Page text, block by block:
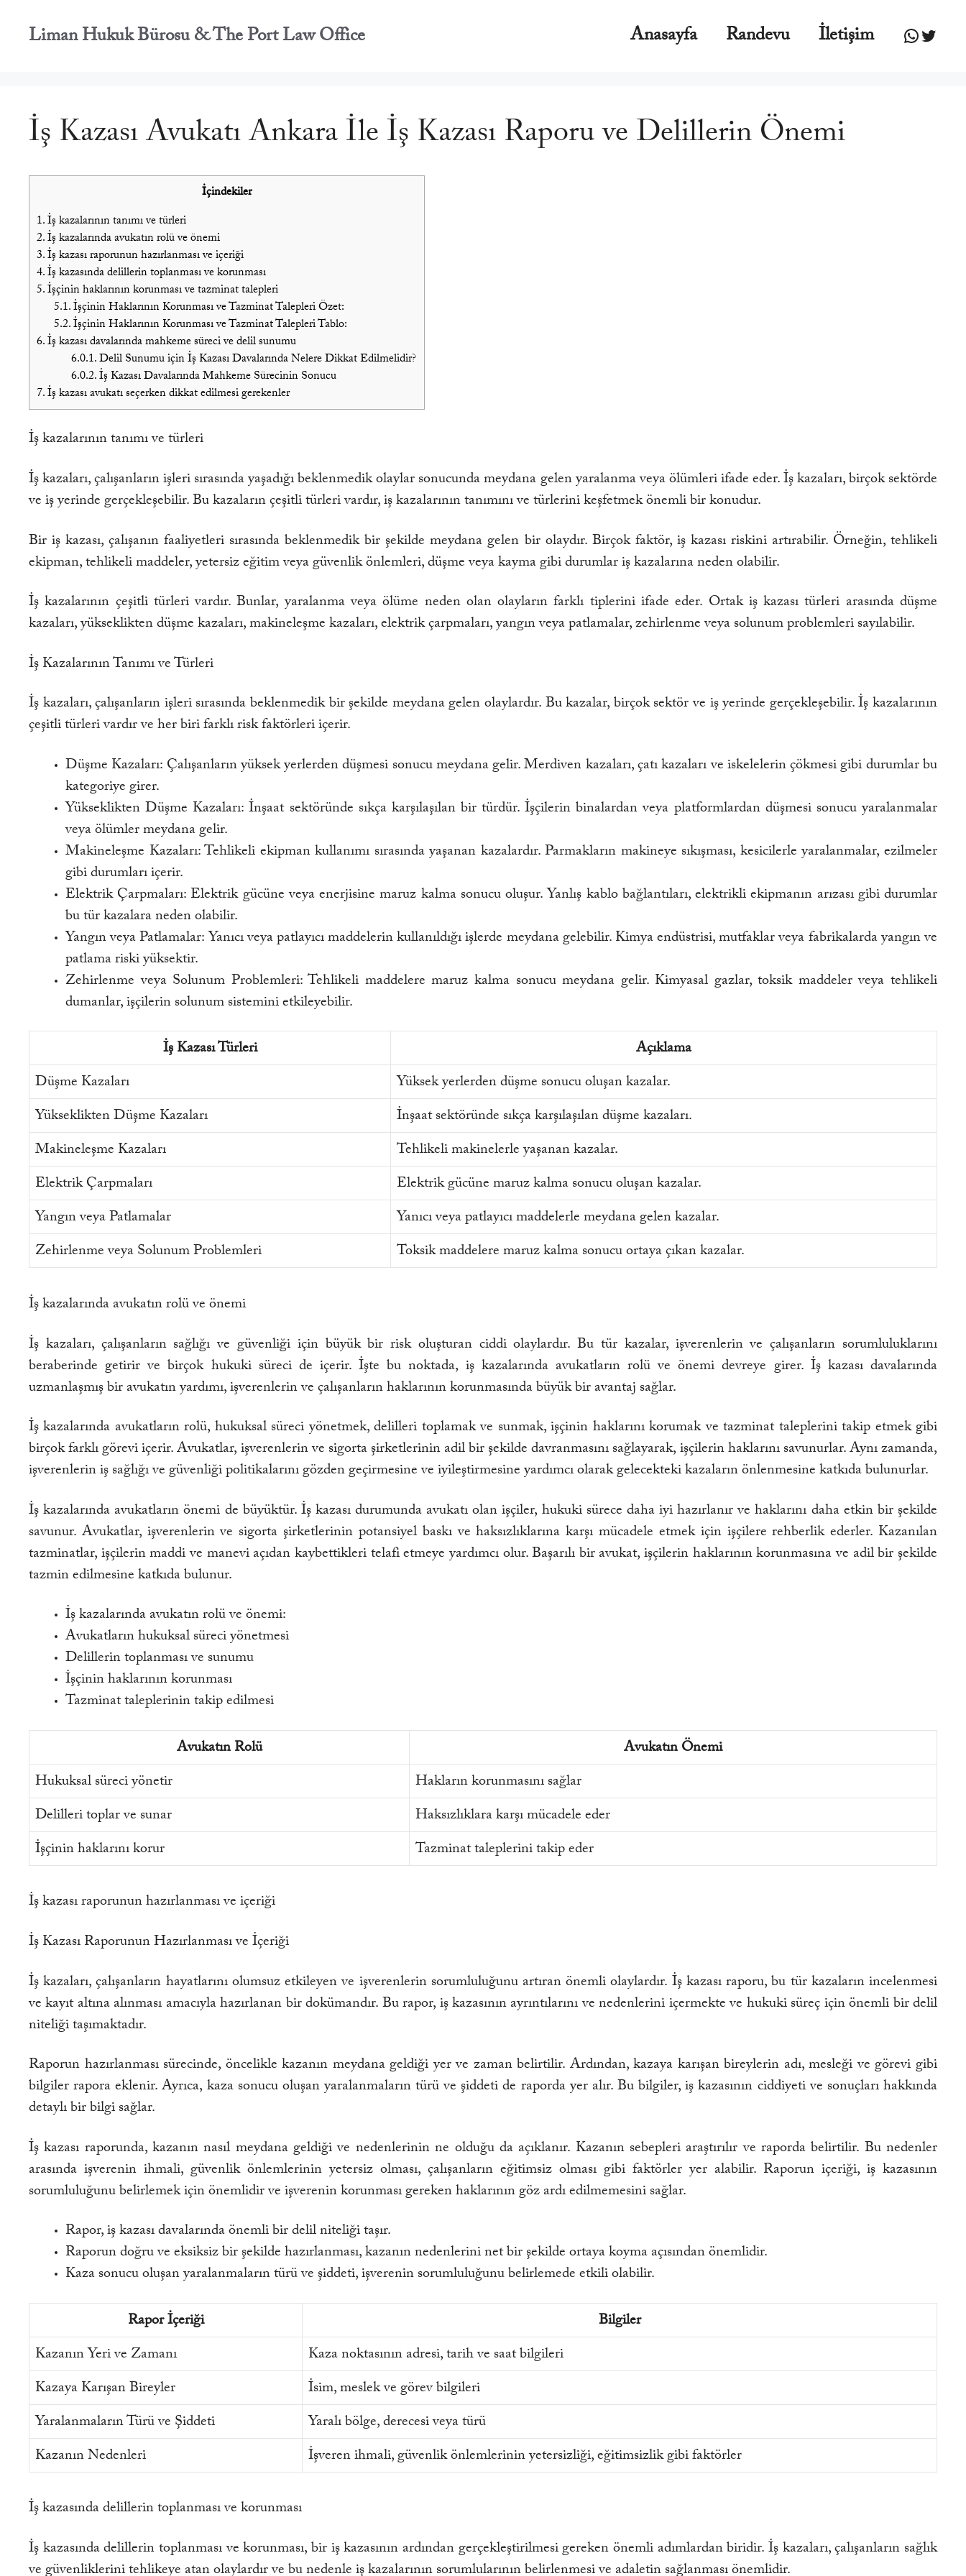
Liman Hukuk Bürosu & The Port Law Office Anasayfa Randevu İletişim
İş Kazası Avukatı Ankara İle İş Kazası Raporu ve Delillerin Önemi
İçindekiler
1. İş kazalarının tanımı ve türleri
2. İş kazalarında avukatın rolü ve önemi
3. İş kazası raporunun hazırlanması ve içeriği
4. İş kazasında delillerin toplanması ve korunması
5. İşçinin haklarının korunması ve tazminat talepleri
5.1. İşçinin Haklarının Korunması ve Tazminat Talepleri Özet:
5.2. İşçinin Haklarının Korunması ve Tazminat Talepleri Tablo:
6. İş kazası davalarında mahkeme süreci ve delil sunumu
6.0.1. Delil Sunumu için İş Kazası Davalarında Nelere Dikkat Edilmelidir?
6.0.2. İş Kazası Davalarında Mahkeme Sürecinin Sonucu
7. İş kazası avukatı seçerken dikkat edilmesi gerekenler
İş kazalarının tanımı ve türleri
İş kazaları, çalışanların işleri sırasında yaşadığı beklenmedik olaylar sonucunda meydana gelen yaralanma veya ölümleri ifade eder. İş kazaları, birçok sektörde
ve iş yerinde gerçekleşebilir. Bu kazaların çeşitli türleri vardır, iş kazalarının tanımını ve türlerini keşfetmek önemli bir konudur.
Bir iş kazası, çalışanın faaliyetleri sırasında beklenmedik bir şekilde meydana gelen bir olaydır. Birçok faktör, iş kazası riskini artırabilir. Örneğin, tehlikeli
ekipman, tehlikeli maddeler, yetersiz eğitim veya güvenlik önlemleri, düşme veya kayma gibi durumlar iş kazalarına neden olabilir.
İş kazalarının çeşitli türleri vardır. Bunlar, yaralanma veya ölüme neden olan olayların farklı tiplerini ifade eder. Ortak iş kazası türleri arasında düşme
kazaları, yükseklikten düşme kazaları, makineleşme kazaları, elektrik çarpmaları, yangın veya patlamalar, zehirlenme veya solunum problemleri sayılabilir.
İş Kazalarının Tanımı ve Türleri
İş kazaları, çalışanların işleri sırasında beklenmedik bir şekilde meydana gelen olaylardır. Bu kazalar, birçok sektör ve iş yerinde gerçekleşebilir. İş kazalarının
çeşitli türleri vardır ve her biri farklı risk faktörleri içerir.
Düşme Kazaları: Çalışanların yüksek yerlerden düşmesi sonucu meydana gelir. Merdiven kazaları, çatı kazaları ve iskelelerin çökmesi gibi durumlar bu
kategoriye girer.
Yükseklikten Düşme Kazaları: İnşaat sektöründe sıkça karşılaşılan bir türdür. İşçilerin binalardan veya platformlardan düşmesi sonucu yaralanmalar
veya ölümler meydana gelir.
Makineleşme Kazaları: Tehlikeli ekipman kullanımı sırasında yaşanan kazalardır. Parmakların makineye sıkışması, kesicilerle yaralanmalar, ezilmeler
gibi durumları içerir.
Elektrik Çarpmaları: Elektrik gücüne veya enerjisine maruz kalma sonucu oluşur. Yanlış kablo bağlantıları, elektrikli ekipmanın arızası gibi durumlar
bu tür kazalara neden olabilir.
Yangın veya Patlamalar: Yanıcı veya patlayıcı maddelerin kullanıldığı işlerde meydana gelebilir. Kimya endüstrisi, mutfaklar veya fabrikalarda yangın ve
patlama riski yüksektir.
Zehirlenme veya Solunum Problemleri: Tehlikeli maddelere maruz kalma sonucu meydana gelir. Kimyasal gazlar, toksik maddeler veya tehlikeli
dumanlar, işçilerin solunum sistemini etkileyebilir.
İş Kazası Türleri Açıklama
Düşme Kazaları Yüksek yerlerden düşme sonucu oluşan kazalar.
Yükseklikten Düşme Kazaları İnşaat sektöründe sıkça karşılaşılan düşme kazaları.
Makineleşme Kazaları Tehlikeli makinelerle yaşanan kazalar.
Elektrik Çarpmaları Elektrik gücüne maruz kalma sonucu oluşan kazalar.
Yangın veya Patlamalar Yanıcı veya patlayıcı maddelerle meydana gelen kazalar.
Zehirlenme veya Solunum Problemleri Toksik maddelere maruz kalma sonucu ortaya çıkan kazalar.
İş kazalarında avukatın rolü ve önemi
İş kazaları, çalışanların sağlığı ve güvenliği için büyük bir risk oluşturan ciddi olaylardır. Bu tür kazalar, işverenlerin ve çalışanların sorumluluklarını
beraberinde getirir ve birçok hukuki süreci de içerir. İşte bu noktada, iş kazalarında avukatların rolü ve önemi devreye girer. İş kazası davalarında
uzmanlaşmış bir avukatın yardımı, işverenlerin ve çalışanların haklarının korunmasında büyük bir avantaj sağlar.
İş kazalarında avukatların rolü, hukuksal süreci yönetmek, delilleri toplamak ve sunmak, işçinin haklarını korumak ve tazminat taleplerini takip etmek gibi
birçok farklı görevi içerir. Avukatlar, işverenlerin ve sigorta şirketlerinin adil bir şekilde davranmasını sağlayarak, işçilerin haklarını savunurlar. Aynı zamanda,
işverenlerin iş sağlığı ve güvenliği politikalarını gözden geçirmesine ve iyileştirmesine yardımcı olarak gelecekteki kazaların önlenmesine katkıda bulunurlar.
İş kazalarında avukatların önemi de büyüktür. İş kazası durumunda avukatı olan işçiler, hukuki sürece daha iyi hazırlanır ve haklarını daha etkin bir şekilde
savunur. Avukatlar, işverenlerin ve sigorta şirketlerinin potansiyel baskı ve haksızlıklarına karşı mücadele etmek için işçilere rehberlik ederler. Kazanılan
tazminatlar, işçilerin maddi ve manevi açıdan kaybettikleri telafi etmeye yardımcı olur. Başarılı bir avukat, işçilerin haklarının korunmasına ve adil bir şekilde
tazmin edilmesine katkıda bulunur.
İş kazalarında avukatın rolü ve önemi:
Avukatların hukuksal süreci yönetmesi
Delillerin toplanması ve sunumu
İşçinin haklarının korunması
Tazminat taleplerinin takip edilmesi
Avukatın Rolü Avukatın Önemi
Hukuksal süreci yönetir Hakların korunmasını sağlar
Delilleri toplar ve sunar Haksızlıklara karşı mücadele eder
İşçinin haklarını korur Tazminat taleplerini takip eder
İş kazası raporunun hazırlanması ve içeriği
İş Kazası Raporunun Hazırlanması ve İçeriği
İş kazaları, çalışanların hayatlarını olumsuz etkileyen ve işverenlerin sorumluluğunu artıran önemli olaylardır. İş kazası raporu, bu tür kazaların incelenmesi
ve kayıt altına alınması amacıyla hazırlanan bir dokümandır. Bu rapor, iş kazasının ayrıntılarını ve nedenlerini içermekte ve hukuki süreç için önemli bir delil
niteliği taşımaktadır.
Raporun hazırlanması sürecinde, öncelikle kazanın meydana geldiği yer ve zaman belirtilir. Ardından, kazaya karışan bireylerin adı, mesleği ve görevi gibi
bilgiler rapora eklenir. Ayrıca, kaza sonucu oluşan yaralanmaların türü ve şiddeti de raporda yer alır. Bu bilgiler, iş kazasının ciddiyeti ve sonuçları hakkında
detaylı bir bilgi sağlar.
İş kazası raporunda, kazanın nasıl meydana geldiği ve nedenlerinin ne olduğu da açıklanır. Kazanın sebepleri araştırılır ve raporda belirtilir. Bu nedenler
arasında işverenin ihmali, güvenlik önlemlerinin yetersiz olması, çalışanların eğitimsiz olması gibi faktörler yer alabilir. Raporun içeriği, iş kazasının
sorumluluğunu belirlemek için önemlidir ve işverenin korunması gereken haklarının göz ardı edilmemesini sağlar.
Rapor, iş kazası davalarında önemli bir delil niteliği taşır.
Raporun doğru ve eksiksiz bir şekilde hazırlanması, kazanın nedenlerini net bir şekilde ortaya koyma açısından önemlidir.
Kaza sonucu oluşan yaralanmaların türü ve şiddeti, işverenin sorumluluğunu belirlemede etkili olabilir.
Rapor İçeriği Bilgiler
Kazanın Yeri ve Zamanı Kaza noktasının adresi, tarih ve saat bilgileri
Kazaya Karışan Bireyler İsim, meslek ve görev bilgileri
Yaralanmaların Türü ve Şiddeti Yaralı bölge, derecesi veya türü
Kazanın Nedenleri İşveren ihmali, güvenlik önlemlerinin yetersizliği, eğitimsizlik gibi faktörler
İş kazasında delillerin toplanması ve korunması
İş kazasında delillerin toplanması ve korunması, bir iş kazasının ardından gerçekleştirilmesi gereken önemli adımlardan biridir. İş kazaları, çalışanların sağlık
ve güvenliklerini tehlikeye atan olaylardır ve bu nedenle iş kazalarının sorumlularının belirlenmesi ve adaletin sağlanması önemlidir.